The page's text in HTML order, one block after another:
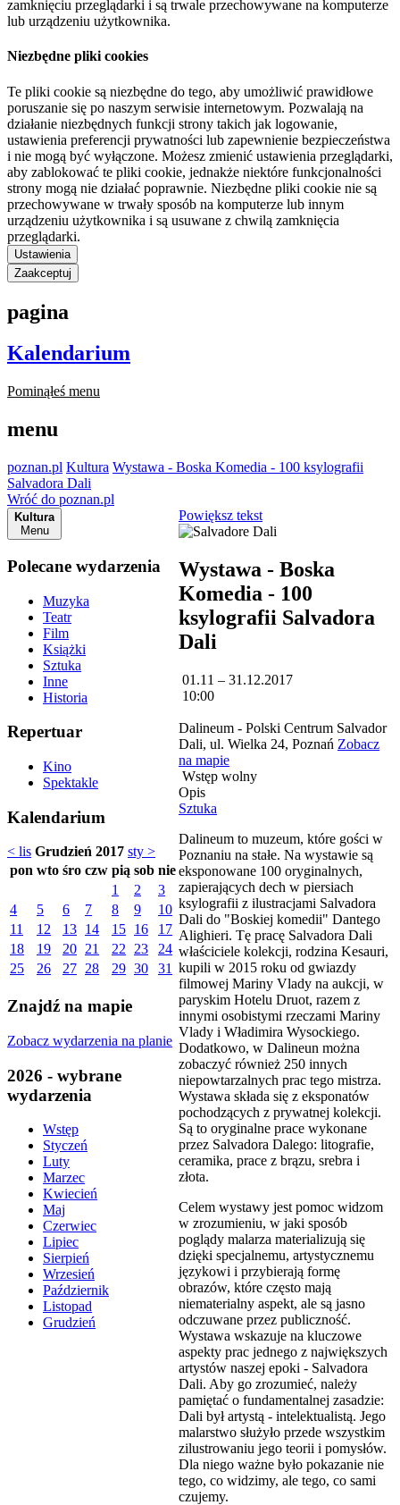
zamknięciu przeglądarki i są trwale przechowywane na komputerze
lub urządzeniu użytkownika.
Niezbędne pliki cookies
Te pliki cookie są niezbędne do tego, aby umożliwić prawidłowe
poruszanie się po naszym serwisie internetowym. Pozwalają na
działanie niezbędnych funkcji strony takich jak logowanie,
ustawienia preferencji prywatności lub zapewnienie bezpieczeństwa
i nie mogą być wyłączone. Możesz zmienić ustawienia przeglądarki,
aby zablokować te pliki cookie, jednakże niektóre funkcjonalności
strony mogą nie działać poprawnie. Niezbędne pliki cookie nie są
przechowywane w trwały sposób na komputerze lub innym
urządzeniu użytkownika i są usuwane z chwilą zamknięcia
przeglądarki.
Ustawienia
Zaakceptuj
pagina
Kalendarium
Pominąłeś menu
menu
poznan.pl Kultura Wystawa - Boska Komedia - 100 ksylografii
Salvadora Dali
Wróć do poznan.pl
Kultura
Menu
Polecane wydarzenia
Muzyka
Teatr
Film
Książki
Sztuka
Inne
Historia
Repertuar
Kino
Spektakle
Kalendarium
< lis Grudzień 2017 sty >
pon wto śro czw pią sob nie
1
2
3
4
5 6 7 8 9
10
11
12 13 14 15 16
17
18
19 20 21 22 23
24
25
26 27 28 29 30 31
Znajdź na mapie
Zobacz wydarzenia na planie
2026 - wybrane
wydarzenia
Wstęp
Styczeń
Luty
Marzec
Kwiecień
Maj
Czerwiec
Lipiec
Sierpień
Wrzesień
Październik
Listopad
Grudzień
Powiększ tekst
Wystawa - Boska
Komedia - 100
ksylografii Salvadora
Dali
01.11 – 31.12.2017
10:00
Dalineum - Polski Centrum Salvador
Dali, ul. Wielka 24, Poznań Zobacz
na mapie
Wstęp wolny
Opis
Sztuka
Dalineum to muzeum, które gości w
Poznaniu na stałe. Na wystawie są
eksponowane 100 oryginalnych,
zapierających dech w piersiach
ksylografii z ilustracjami Salvadora
Dali do "Boskiej komedii" Dantego
Alighieri. Tę pracę Salvadora Dali
właściciele kolekcji, rodzina Kesauri,
kupili w 2015 roku od gwiazdy
filmowej Mariny Vlady na aukcji, w
paryskim Hotelu Druot, razem z
innymi osobistymi rzeczami Mariny
Vlady i Władimira Wysockiego.
Dodatkowo, w Dalineun można
zobaczyć również 250 innych
niepowtarzalnych prac tego mistrza.
Wystawa składa się z eksponatów
pochodzących z prywatnej kolekcji.
Są to oryginalne prace wykonane
przez Salvadora Dalego: litografie,
ceramika, prace z brązu, srebra i
złota.
Celem wystawy jest pomoc widzom
w zrozumieniu, w jaki sposób
poglądy malarza materializują się
dzięki specjalnemu, artystycznemu
językowi i przybierają formę
obrazów, które często mają
niematerialny aspekt, ale są jasno
odczuwane przez publiczność.
Wystawa wskazuje na kluczowe
aspekty prac jednego z największych
artystów naszej epoki - Salvadora
Dali. Aby go zrozumieć, należy
pamiętać o fundamentalnej zasadzie:
Dali był artystą - intelektualistą. Jego
malarstwo służyło przede wszystkim
zilustrowaniu jego teorii i pomysłów.
Dla niego ważne było pokazanie nie
tego, co widzimy, ale tego, co sami
czujemy.